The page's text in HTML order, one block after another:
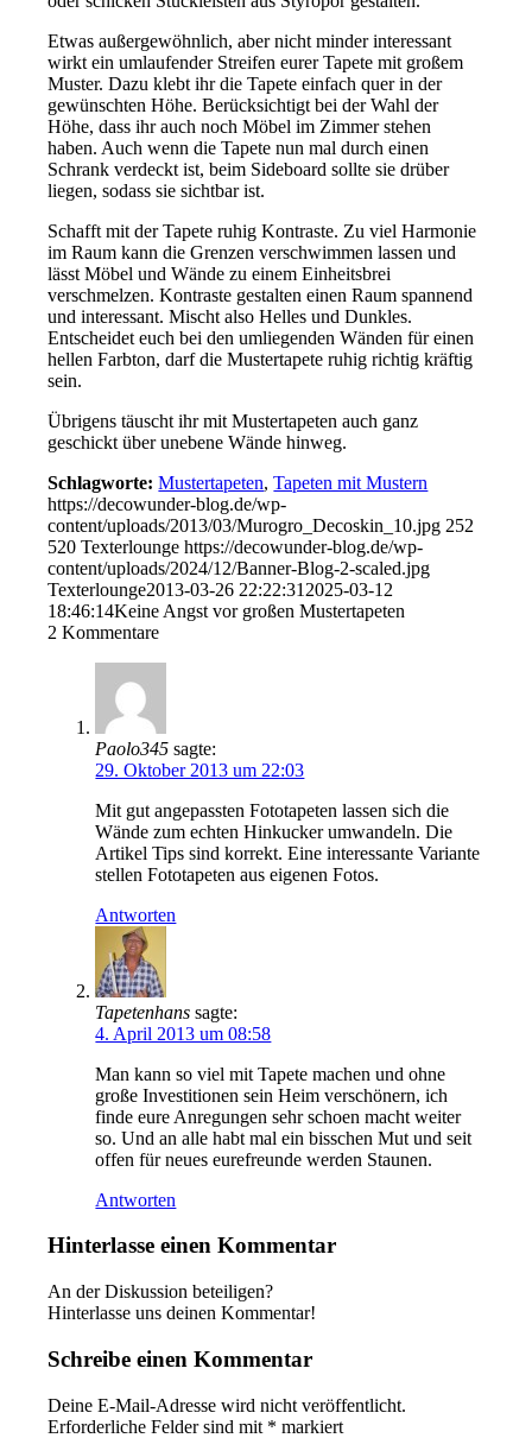
Etwas außergewöhnlich, aber nicht minder interessant
wirkt ein umlaufender Streifen eurer Tapete mit großem
Muster. Dazu klebt ihr die Tapete einfach quer in der
gewünschten Höhe. Berücksichtigt bei der Wahl der
Höhe, dass ihr auch noch Möbel im Zimmer stehen
haben. Auch wenn die Tapete nun mal durch einen
Schrank verdeckt ist, beim Sideboard sollte sie drüber
liegen, sodass sie sichtbar ist.
Schafft mit der Tapete ruhig Kontraste. Zu viel Harmonie
im Raum kann die Grenzen verschwimmen lassen und
lässt Möbel und Wände zu einem Einheitsbrei
verschmelzen. Kontraste gestalten einen Raum spannend
und interessant. Mischt also Helles und Dunkles.
Entscheidet euch bei den umliegenden Wänden für einen
hellen Farbton, darf die Mustertapete ruhig richtig kräftig
sein.
Übrigens täuscht ihr mit Mustertapeten auch ganz
geschickt über unebene Wände hinweg.
Schlagworte: Mustertapeten,Tapeten mit Mustern
https://decowunder-blog.de/wp-
content/uploads/2013/03/Murogro_Decoskin_10.jpg 252
520 Texterlounge https://decowunder-blog.de/wp-
content/uploads/2024/12/Banner-Blog-2-scaled.jpg
Texterlounge2013-03-26 22:22:31 2025-03-12
18:46:14Keine Angst vor großen Mustertapeten
2 Kommentare
Paolo345 sagte:
29. Oktober 2013 um 22:03
Mit gut angepassten Fototapeten lassen sich die
Wände zum echten Hinkucker umwandeln. Die
Artikel Tips sind korrekt. Eine interessante Variante
stellen Fototapeten aus eigenen Fotos.
Antworten
Tapetenhans sagte:
4. April 2013 um 08:58
Man kann so viel mit Tapete machen und ohne
große Investitionen sein Heim verschönern, ich
finde eure Anregungen sehr schoen macht weiter
so. Und an alle habt mal ein bisschen Mut und seit
offen für neues eurefreunde werden Staunen.
Antworten
Hinterlasse einen Kommentar
An der Diskussion beteiligen?
Hinterlasse uns deinen Kommentar!
Schreibe einen Kommentar
Deine E-Mail-Adresse wird nicht veröffentlicht.
Erforderliche Felder sind mit * markiert